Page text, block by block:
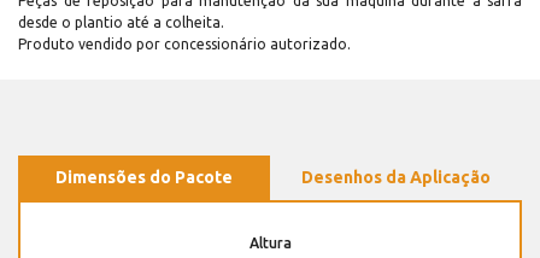
desde o plantio até a colheita.
Produto vendido por concessionário autorizado.
Dimensões do Pacote Desenhos da Aplicação
Altura